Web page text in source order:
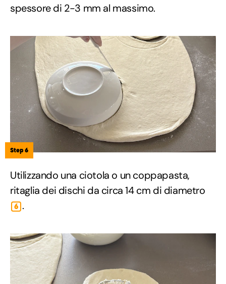
spessore di 2-3 mm al massimo.
Step 6
Utilizzando una ciotola o un coppapasta,
ritaglia dei dischi da circa 14 cm di diametro
6 .